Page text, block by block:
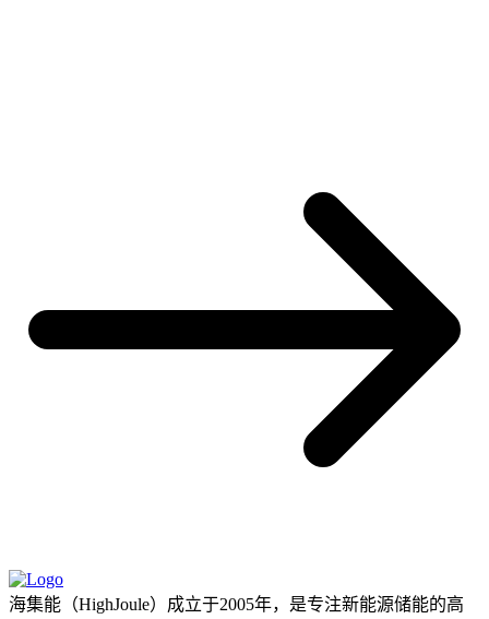
海集能（HighJoule）成立于2005年，是专注新能源储能的高